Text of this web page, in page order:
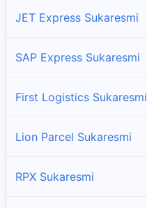
JET Express Sukaresmi
SAP Express Sukaresmi
First Logistics Sukaresmi
Lion Parcel Sukaresmi
RPX Sukaresmi